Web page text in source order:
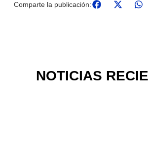
Comparte la publicación:
NOTICIAS